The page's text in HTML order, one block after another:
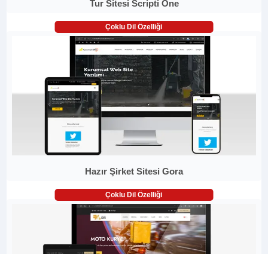
Tur Sitesi Scripti One
Çoklu Dil Özelliği
Hazır Şirket Sitesi Gora
Çoklu Dil Özelliği